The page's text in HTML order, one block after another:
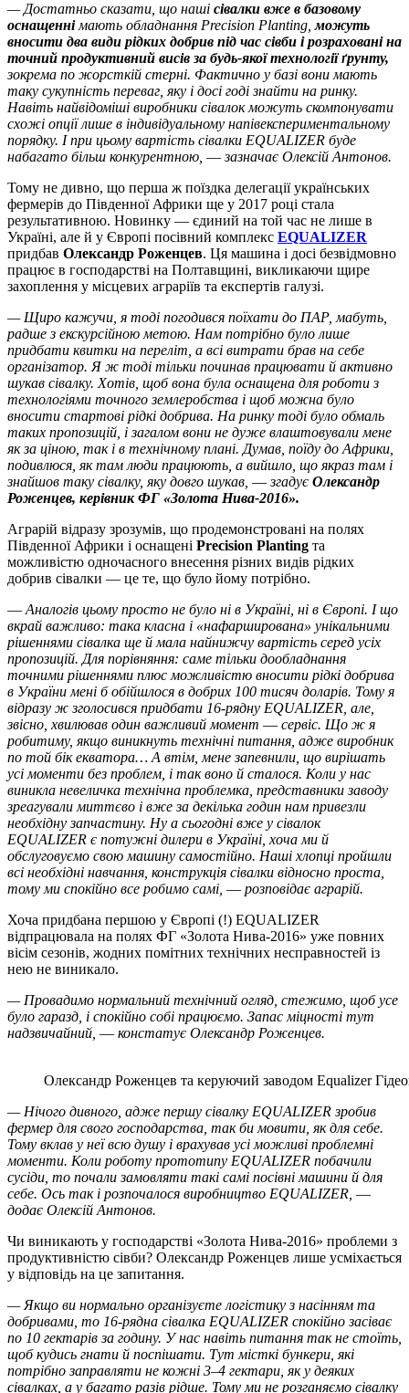
— Достатньо сказати, що наші сівалки вже в базовому
оснащеннімають обладнання Precision Planting,можуть
вносити два види рідких добрив під час сівби і розраховані на
точний продуктивний висів за будь-якої технології ґрунту,
зокрема по жорсткій стерні. Фактично у базі вони мають
таку сукупність переваг, яку і досі годі знайти на ринку.
Навіть найвідоміші виробники сівалок можуть скомпонувати
схожі опції лише в індивідуальному напівекспериментальному
порядку. І при цьому вартість сівалки EQUALIZER буде
набагато більш конкурентною, ― зазначає Олексій Антонов.
Тому не дивно, що перша ж поїздка делегації українських
фермерів до Південної Африки ще у 2017 році стала
результативною. Новинку — єдиний на той час не лише в
Україні, але й у Європі посівний комплекс EQUALIZER
придбав Олександр Роженцев. Ця машина і досі безвідмовно
працює в господарстві на Полтавщині, викликаючи щире
захоплення у місцевих аграріїв та експертів галузі.
— Щиро кажучи, я тоді погодився поїхати до ПАР, мабуть,
радше з екскурсійною метою. Нам потрібно було лише
придбати квитки на переліт, а всі витрати брав на себе
організатор. Я ж тоді тільки починав працювати й активно
шукав сівалку. Хотів, щоб вона була оснащена для роботи з
технологіями точного землеробства і щоб можна було
вносити стартові рідкі добрива. На ринку тоді було обмаль
таких пропозицій, і загалом вони не дуже влаштовували мене
як за ціною, так і в технічному плані. Думав, поїду до Африки,
подивлюся, як там люди працюють, а вийшло, що якраз там і
знайшов таку сівалку, яку довго шукав, ― згадує Олександр
Роженцев, керівник ФГ «Золота Нива-2016».
Аграрій відразу зрозумів, що продемонстровані на полях
Південної Африки і оснащені Precision Planting та
можливістю одночасного внесення різних видів рідких
добрив сівалки ― це те, що було йому потрібно.
— Аналогів цьому просто не було ні в Україні, ні в Європі. І що
вкрай важливо: така класна і «нафарширована» унікальними
рішеннями сівалка ще й мала найнижчу вартість серед усіх
пропозицій. Для порівняння: саме тільки дообладнання
точними рішеннями плюс можливістю вносити рідкі добрива
в України мені б обійшлося в добрих 100 тисяч доларів. Тому я
відразу ж зголосився придбати 16-рядну EQUALIZER, але,
звісно, хвилював один важливий момент ― сервіс. Що ж я
робитиму, якщо виникнуть технічні питання, адже виробник
по той бік екватора… А втім, мене запевнили, що вирішать
усі моменти без проблем, і так воно й сталося. Коли у нас
виникла невеличка технічна проблемка, представники заводу
зреагували миттєво і вже за декілька годин нам привезли
необхідну запчастину. Ну а сьогодні вже у сівалок
EQUALIZER є потужні дилери в Україні, хоча ми й
обслуговуємо свою машину самостійно. Наші хлопці пройшли
всі необхідні навчання, конструкція сівалки відносно проста,
тому ми спокійно все робимо самі, ― розповідає аграрій.
Хоча придбана першою у Європі (!) EQUALIZER
відпрацювала на полях ФГ «Золота Нива-2016» уже повних
вісім сезонів, жодних помітних технічних несправностей із
нею не виникало.
— Провадимо нормальний технічний огляд, стежимо, щоб усе
було гаразд, і спокійно собі працюємо. Запас міцності тут
надзвичайний, ― констатує Олександр Роженцев.
Олександр Роженцев та керуючий заводом Equalizer
— Нічого дивного, адже першу сівалку EQUALIZER зробив
фермер для свого господарства, так би мовити, як для себе.
Тому вклав у неї всю душу і врахував усі можливі проблемні
моменти. Коли роботу прототипу EQUALIZER побачили
сусіди, то почали замовляти такі самі посівні машини й для
себе. Ось так і розпочалося виробництво EQUALIZER, ―
додає Олексій Антонов.
Чи виникають у господарстві «Золота Нива-2016» проблеми з
продуктивністю сівби? Олександр Роженцев лише усміхається
у відповідь на це запитання.
— Якщо ви нормально організуєте логістику з насінням та
добривами, то 16-рядна сівалка EQUALIZER спокійно засіває
по 10 гектарів за годину. У нас навіть питання так не стоїть,
щоб кудись гнати й поспішати. Тут місткі бункери, які
потрібно заправляти не кожні 3‒4 гектари, як у деяких
сівалках, а у багато разів рідше. Тому ми не розганяємо сівалку